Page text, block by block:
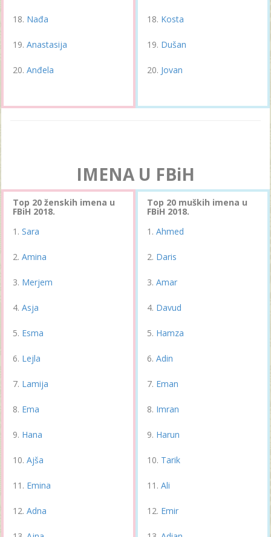
Nađa
Anastasija
Anđela
Kosta
Dušan
Jovan
IMENA U FBiH
Top 20 ženskih imena u
FBiH 2018.
Sara
Amina
Merjem
Asja
Esma
Lejla
Lamija
Ema
Hana
Ajša
Emina
Adna
Top 20 muških imena u
FBiH 2018.
Ahmed
Daris
Amar
Davud
Hamza
Adin
Eman
Imran
Harun
Tarik
Ali
Emir